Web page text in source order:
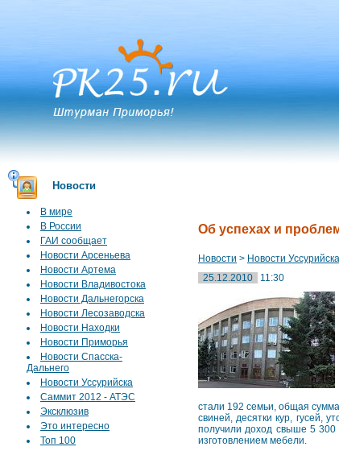
Новости
В мире
В России
ГАИ сообщает
Новости Арсеньева
Новости Артема
Новости Владивостока
Новости Дальнегорска
Новости Лесозаводска
Новости Находки
Новости Приморья
Новости Спасска-
Дальнего
Новости Уссурийска
Саммит 2012 - АТЭС
Эксклюзив
Это интересно
Топ 100
Об успехах и
Новости > Новости Уссурийска
25.12.2010
11:30
стали 192 семьи, общая
свиней, десятки кур, гусей,
получили доход свыше 5 300
изготовлением мебели.